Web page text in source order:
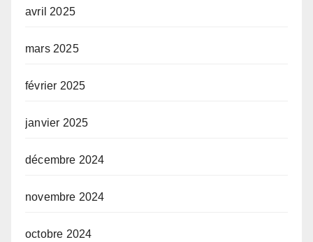
avril 2025
mars 2025
février 2025
janvier 2025
décembre 2024
novembre 2024
octobre 2024